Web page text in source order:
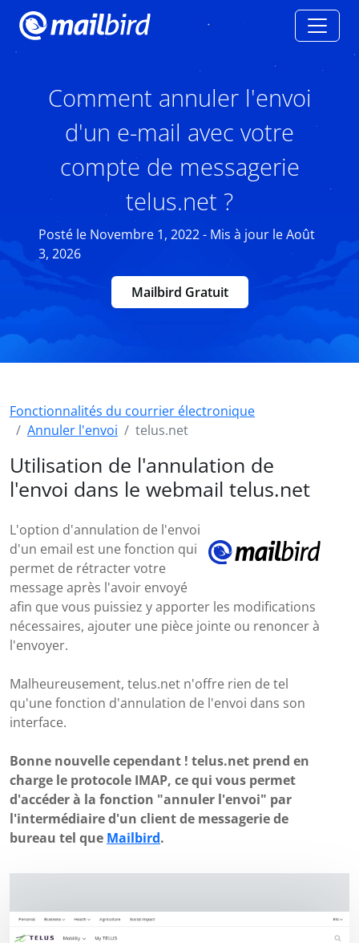
Comment annuler l'envoi
d'un e-mail avec votre
compte de messagerie
telus.net ?
Posté le Novembre 1, 2022 - Mis à jour le Août
3, 2026
Mailbird Gratuit
Fonctionnalités du courrier électronique
Annuler l'envoi
telus.net
Utilisation de l'annulation de
l'envoi dans le webmail telus.net
L'option d'annulation de l'envoi
d'un email est une fonction qui
permet de rétracter votre
message après l'avoir envoyé
afin que vous puissiez y apporter les modifications
nécessaires, ajouter une pièce jointe ou renoncer à
l'envoyer.
Malheureusement, telus.net n'offre rien de tel
qu'une fonction d'annulation de l'envoi dans son
interface.
Bonne nouvelle cependant ! telus.net prend en
charge le protocole IMAP, ce qui vous permet
d'accéder à la fonction "annuler l'envoi" par
l'intermédiaire d'un client de messagerie de
bureau tel que Mailbird.